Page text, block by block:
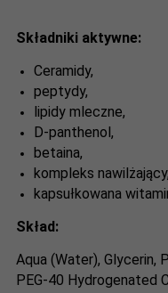
Składniki aktywne:
Ceramidy,
peptydy,
lipidy mleczne,
D-panthenol,
betaina,
kompleks nawilżający,
kapsułkowana
Skład:
Aqua (Water), Glycerin,
PEG-40 Hydrogenated